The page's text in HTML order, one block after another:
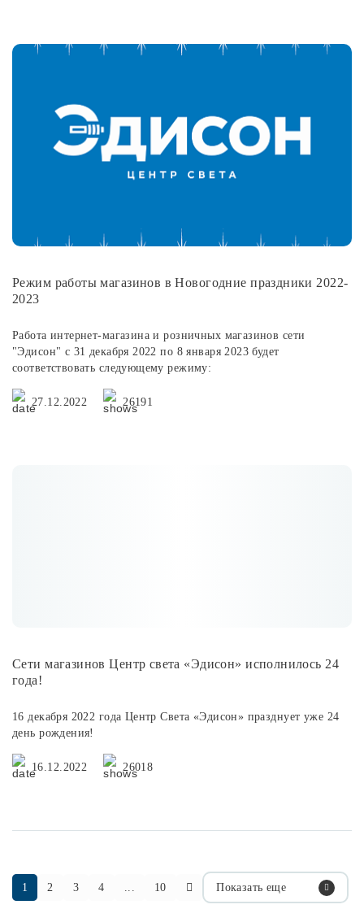
Режим работы магазинов в Новогодние праздники 2022-
2023
Работа интернет-магазина и розничных магазинов сети
"Эдисон" с 31 декабря 2022 по 8 января 2023 будет
соответствовать следующему режиму:
27.12.2022 26191
Сети магазинов Центр света «Эдисон» исполнилось 24
16 декабря 2022 года Центр Cвета «Эдисон» празднует уже 24
день рождения!